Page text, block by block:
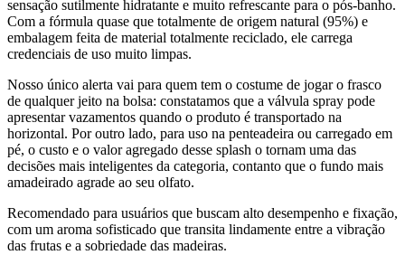
sensação sutilmente hidratante e muito refrescante para o pós-banho.
Com a fórmula quase que totalmente de origem natural (95%) e
embalagem feita de material totalmente reciclado, ele carrega
credenciais de uso muito limpas.
Nosso único alerta vai para quem tem o costume de jogar o frasco
de qualquer jeito na bolsa: constatamos que a válvula spray pode
apresentar vazamentos quando o produto é transportado na
horizontal. Por outro lado, para uso na penteadeira ou carregado em
pé, o custo e o valor agregado desse splash o tornam uma das
decisões mais inteligentes da categoria, contanto que o fundo mais
amadeirado agrade ao seu olfato.
Recomendado para usuários que buscam alto desempenho e fixação,
com um aroma sofisticado que transita lindamente entre a vibração
das frutas e a sobriedade das madeiras.